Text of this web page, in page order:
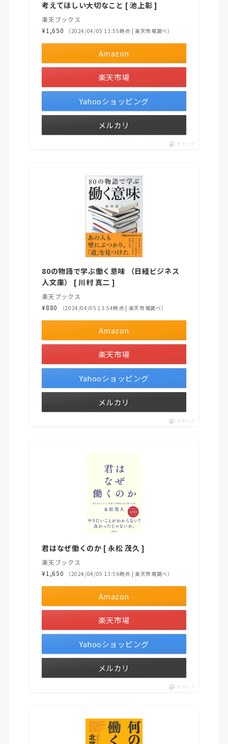
考えてほしい大切なこと [ 池上彰 ]
楽天ブックス
¥1,650
（2024/04/05 13:55時点 | 楽天市場調べ）
Amazon
楽天市場
Yahooショッピング
メルカリ
ポチップ
80の物語で学ぶ働く意味 （日経ビジネス
人文庫） [ 川村 真二 ]
楽天ブックス
¥880
（2024/04/05 13:54時点 | 楽天市場調べ）
Amazon
楽天市場
Yahooショッピング
メルカリ
ポチップ
君はなぜ働くのか [ 永松 茂久 ]
楽天ブックス
¥1,650
（2024/04/05 13:56時点 | 楽天市場調べ）
Amazon
楽天市場
Yahooショッピング
メルカリ
ポチップ